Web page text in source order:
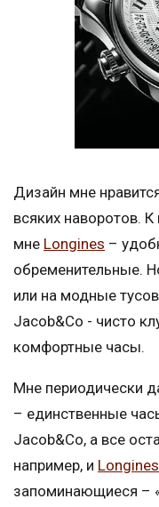
Дизайн мне
всяких наворотов.
мне Longines –
обременительные.
или на модные
Jacob&Co - чисто
комфортные часы.
Мне периодически
– единственные
Jacob&Co, а все
например, и Longines
запоминающиеся –